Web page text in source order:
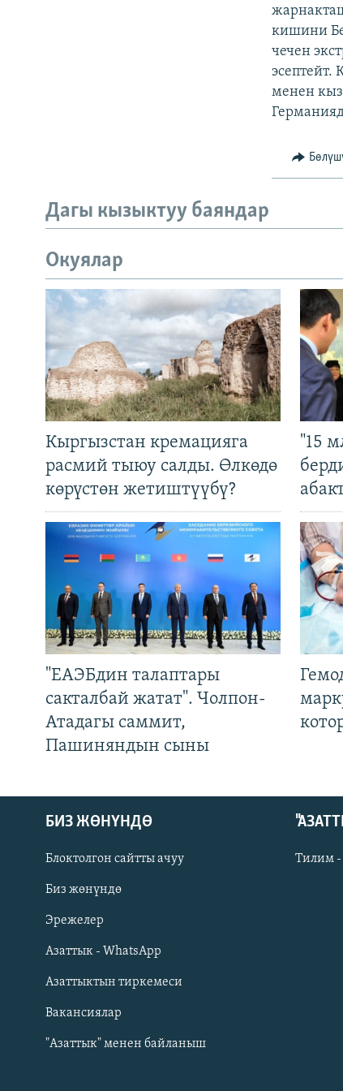
Русский
ОНЛАЙН ШЕРИНЕ
кишини
чечен
эсептейт.
менен
Дагы кызыктуу баяндар
Окуялар
Кыргызстан кремацияга
расмий тыюу салды. Өлкөдө
көрүстөн жетиштүүбү?
"15
"ЕАЭБдин талаптары
сакталбай жатат". Чолпон-
Атадагы саммит,
Пашиняндын сыны
БИЗ ЖӨНҮНДӨ
Блоктолгон сайтты ачуу
Биз жөнүндө
Эрежелер
Азаттык - WhatsApp
Азаттыктын тиркемеси
Вакансиялар
"Азаттык" менен байланыш
Тилим